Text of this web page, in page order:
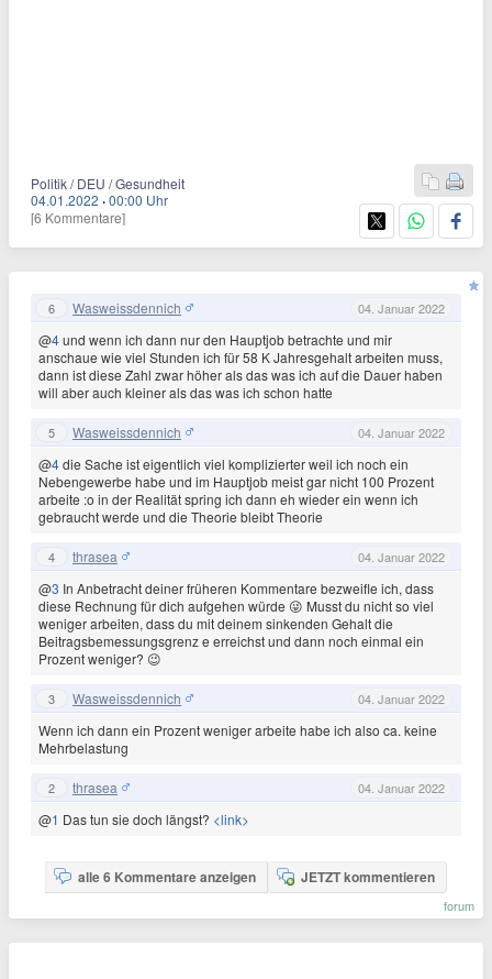
Politik / DEU / Gesundheit
04.01.2022 ·00:00 Uhr
[6 Kommentare]
6 Wasweissdennich 04. Januar 2022
@4und wenn ich dann nur den Hauptjob betrachte und mir
anschaue wie viel Stunden ich für 58 K Jahresgehalt arbeiten muss,
dann ist diese Zahl zwar höher als das was ich auf die Dauer haben
will aber auch kleiner als das was ich schon hatte
5 Wasweissdennich 04. Januar 2022
@4die Sache ist eigentlich viel komplizierter weil ich noch ein
Nebengewerbe habe und im Hauptjob meist gar nicht 100 Prozent
arbeite :o in der Realität spring ich dann eh wieder ein wenn ich
gebraucht werde und die Theorie bleibt Theorie
4 thrasea 04. Januar 2022
@3 In Anbetracht deiner früheren Kommentare bezweifle ich, dass
diese Rechnung für dich aufgehen würde 😜 Musst du nicht so viel
weniger arbeiten, dass du mit deinem sinkenden Gehalt die
Beitragsbemessungsgrenz e erreichst und dann noch einmal ein
Prozent weniger? 😉
3 Wasweissdennich 04. Januar 2022
Wenn ich dann ein Prozent weniger arbeite habe ich also ca. keine
Mehrbelastung
2 thrasea 04. Januar 2022
@1 Das tun sie doch längst? <link>
alle 6 Kommentare anzeigen JETZT kommentieren
forum